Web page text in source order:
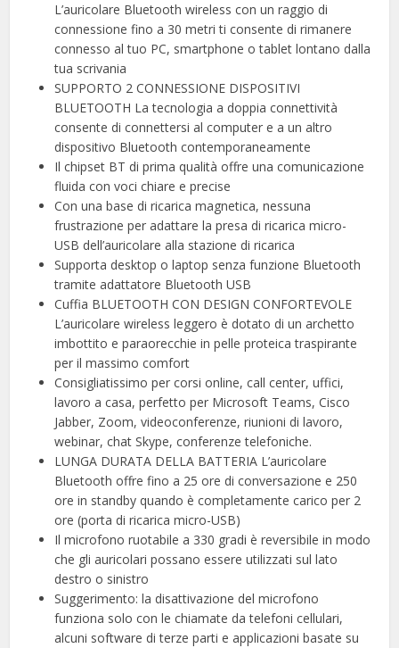
L’auricolare Bluetooth wireless con un raggio di
connessione fino a 30 metri ti consente di rimanere
connesso al tuo PC, smartphone o tablet lontano dalla
tua scrivania
SUPPORTO 2 CONNESSIONE DISPOSITIVI
BLUETOOTH La tecnologia a doppia connettività
consente di connettersi al computer e a un altro
dispositivo Bluetooth contemporaneamente
Il chipset BT di prima qualità offre una comunicazione
fluida con voci chiare e precise
Con una base di ricarica magnetica, nessuna
frustrazione per adattare la presa di ricarica micro-
USB dell’auricolare alla stazione di ricarica
Supporta desktop o laptop senza funzione Bluetooth
tramite adattatore Bluetooth USB
Cuffia BLUETOOTH CON DESIGN CONFORTEVOLE
L’auricolare wireless leggero è dotato di un archetto
imbottito e paraorecchie in pelle proteica traspirante
per il massimo comfort
Consigliatissimo per corsi online, call center, uffici,
lavoro a casa, perfetto per Microsoft Teams, Cisco
Jabber, Zoom, videoconferenze, riunioni di lavoro,
webinar, chat Skype, conferenze telefoniche.
LUNGA DURATA DELLA BATTERIA L’auricolare
Bluetooth offre fino a 25 ore di conversazione e 250
ore in standby quando è completamente carico per 2
ore (porta di ricarica micro-USB)
Il microfono ruotabile a 330 gradi è reversibile in modo
che gli auricolari possano essere utilizzati sul lato
destro o sinistro
Suggerimento: la disattivazione del microfono
funziona solo con le chiamate da telefoni cellulari,
alcuni software di terze parti e applicazioni basate su